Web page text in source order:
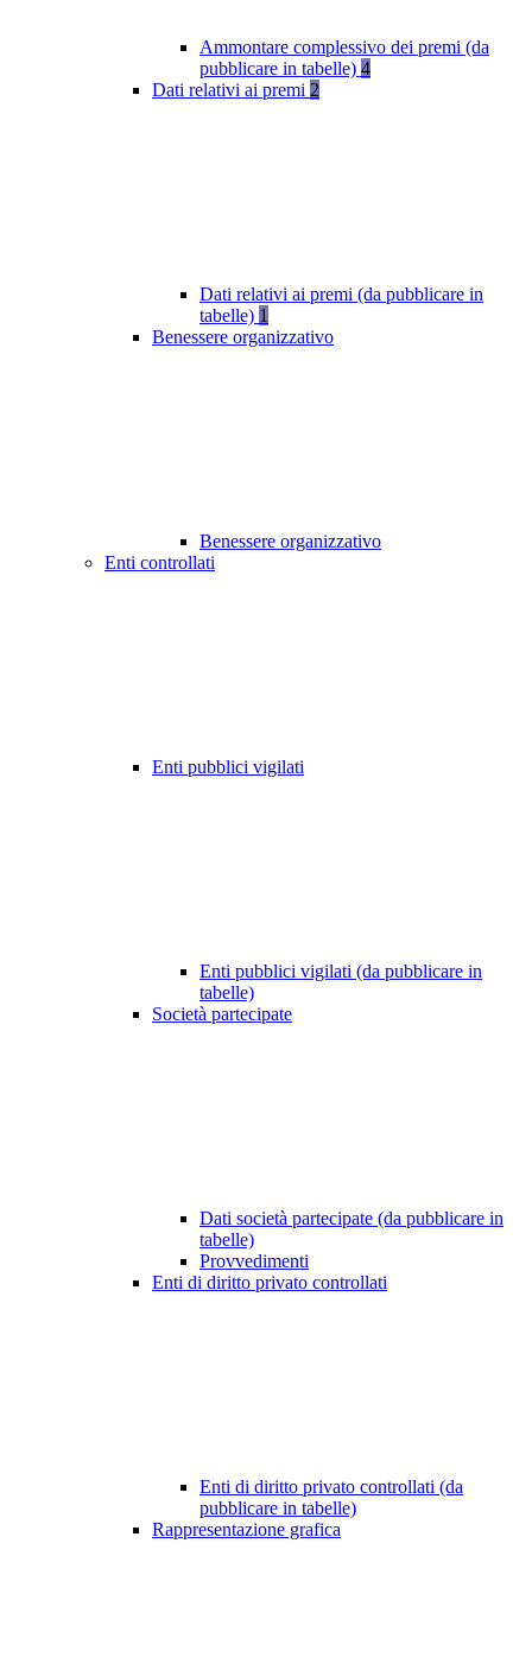
Ammontare complessivo dei premi (da
pubblicare in tabelle) 4
Dati relativi ai premi 2
Dati relativi ai premi (da pubblicare in
tabelle) 1
Benessere organizzativo
Benessere organizzativo
Enti controllati
Enti pubblici vigilati
Enti pubblici vigilati (da pubblicare in
tabelle)
Società partecipate
Dati società partecipate (da pubblicare in
tabelle)
Provvedimenti
Enti di diritto privato controllati
Enti di diritto privato controllati (da
pubblicare in tabelle)
Rappresentazione grafica